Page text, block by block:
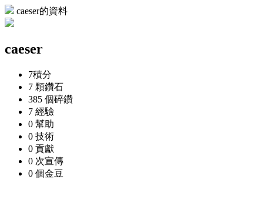
caeser的資料
caeser
7積分
7 顆鑽石
385 個碎鑽
7 經驗
0 幫助
0 技術
0 貢獻
0 次宣傳
0 個金豆